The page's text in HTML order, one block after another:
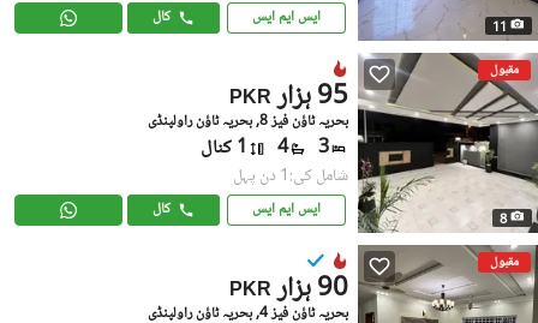
11 ایس ایم ایس کال
مقبول
8
PKR 95 ہزار
بحریہ ٹاؤن فیز 8, بحریہ ٹاؤن راولپنڈی
3
4 1 کنال
شامل کی:1 دن پہل
ایس ایم ایس کال
مقبول
PKR 90 ہزار
بحریہ ٹاؤن فیز 4, بحریہ ٹاؤن راولپنڈی